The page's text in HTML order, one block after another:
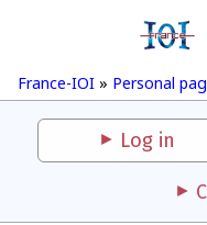
France-IOI » Personal
Log in